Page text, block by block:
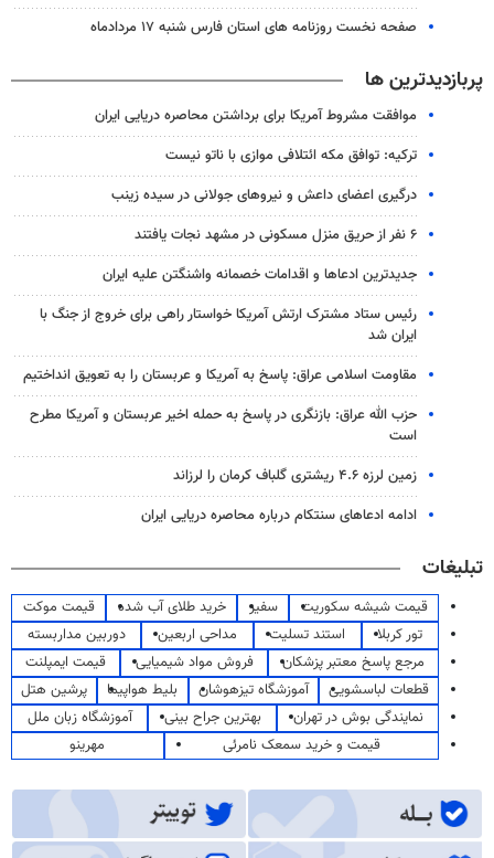
صفحه نخست روزنامه های استان فارس شنبه ۱۷ مردادماه
پربازدیدترین ها
موافقت مشروط آمریکا برای برداشتن محاصره دریایی ایران
ترکیه: توافق مکه ائتلافی موازی با ناتو نیست
درگیری اعضای داعش و نیروهای جولانی در سیده زینب
۶ نفر از حریق منزل مسکونی در مشهد نجات یافتند
جدیدترین ادعاها و اقدامات خصمانه واشنگتن علیه ایران
رئیس ستاد مشترک ارتش آمریکا خواستار راهی برای خروج از جنگ با
ایران شد
مقاومت اسلامی عراق: پاسخ به آمریکا و عربستان را به تعویق انداختیم
حزب الله عراق: بازنگری در پاسخ به حمله اخیر عربستان و آمریکا مطرح
است
زمین لرزه ۴.۶ ریشتری گلباف کرمان را لرزاند
ادامه ادعاهای سنتکام درباره محاصره دریایی ایران
تبلیغات
قیمت شیشه سکوریت سفیر خرید طلای آب شده
قیمت موکت
تور کربلا
استند تسلیت مداحی اربعین
دوربین مداربسته
مرجع پاسخ معتبر پزشکان
فروش مواد شیمیایی
قیمت ایمپلنت
قطعات لباسشویی
آموزشگاه تیزهوشان بلیط هواپیما
پرشین هتل
نمایندگی بوش در تهران
بهترین جراح بینی
آموزشگاه زبان ملل
قیمت و خرید سمعک نامرئی
مهرینو